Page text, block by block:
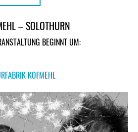
– SOLOTHURN
BEGINNT UM:
KOFMEHL